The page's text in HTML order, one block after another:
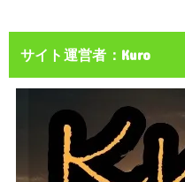
サイト運営者：Kuro